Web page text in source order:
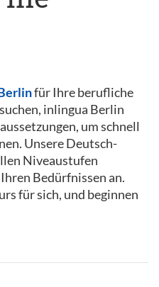
für Ihre berufliche
inlingua Berlin
um schnell
Unsere Deutsch-
Niveaustufen
Bedürfnissen an.
für sich, und beginnen